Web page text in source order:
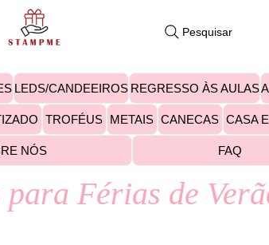
Pesquisar
LEDS/CANDEEIROS REGRESSO ÀS AULAS
TROFÉUS METAIS CANECAS CASA
NÓS FAQ
Férias de